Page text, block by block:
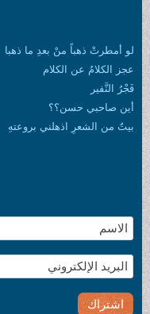
لو أمطرتْ ذهباً منْ بعدِ ما ذهبا
عجز الكلامُ عن الكلام
فَجْرُ النَّفير
أين صاحبي حسن؟؟
بيتٌ من الشعرِ اذهلني بروعتهِ